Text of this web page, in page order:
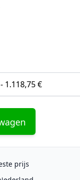
1.118,75 €
prijs